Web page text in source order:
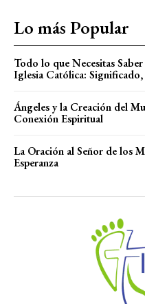
Lo más Popular
Todo lo que Necesitas
Iglesia Católica:
Ángeles y la Creación del
Conexión Espiritual
La Oración al Señor de los
Esperanza